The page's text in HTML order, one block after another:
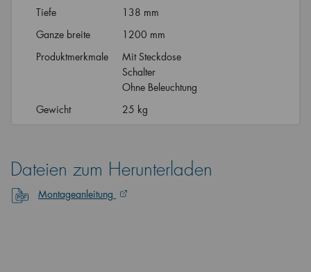
Tiefe
138 mm
Ganze breite
1200 mm
Produktmerkmale
Mit Steckdose
Schalter
Ohne Beleuchtung
Gewicht
25 kg
Dateien zum Herunterladen
Montageanleitung